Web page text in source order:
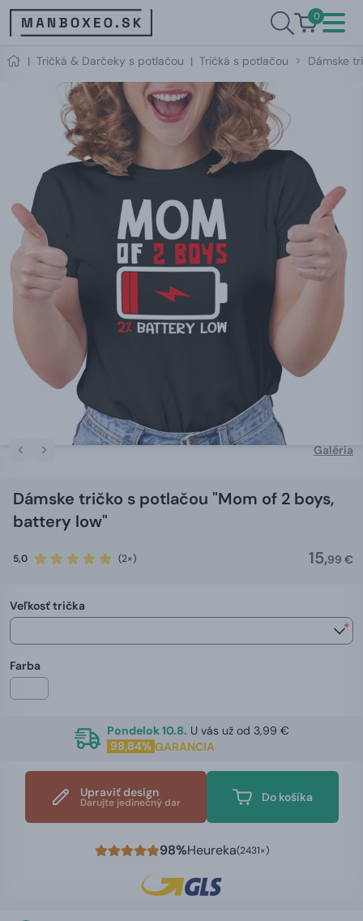
0
| Tričká & Darčeky s potlačou | Tričká s potlačou Dámske
Galéria
Dámske tričko s potlačou "Mom of 2 boys,
battery low"
5,0 (2×) 15,99 €
Veľkosť trička
*
Farba
Pondelok 10.8. U vás už od 3,99 €
98,84% GARANCIA
Upraviť design
Darujte jedinečný dar Do košíka
98%Heureka(2431×)